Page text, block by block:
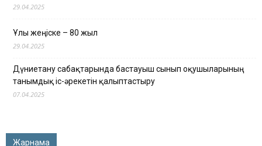
29.04.2025
Ұлы жеңіске – 80 жыл
29.04.2025
Дүниетану сабақтарында бастауыш сынып оқушыларының
танымдық іс-әрекетін қалыптастыру
07.04.2025
Жарнама